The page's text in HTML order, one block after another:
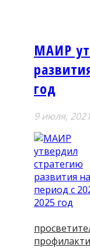
МАИР
год
9 июля, 2021